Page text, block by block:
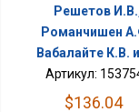
Решетов
Романчишен
Вабалайте К.В.
Артикул:
$136.04